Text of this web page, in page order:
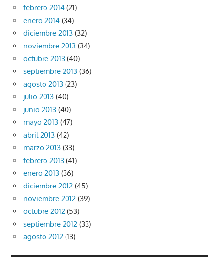
febrero 2014 (21)
enero 2014 (34)
diciembre 2013 (32)
noviembre 2013 (34)
octubre 2013 (40)
septiembre 2013 (36)
agosto 2013 (23)
julio 2013 (40)
junio 2013 (40)
mayo 2013 (47)
abril 2013 (42)
marzo 2013 (33)
febrero 2013 (41)
enero 2013 (36)
diciembre 2012 (45)
noviembre 2012 (39)
octubre 2012 (53)
septiembre 2012 (33)
agosto 2012 (13)